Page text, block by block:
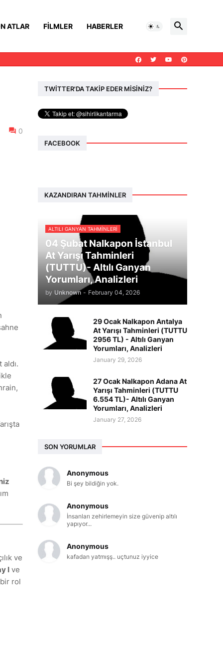
ATLAR FILMLER HABERLER
0
ve
I ve
rol
TWİTTER'DA TAKİP EDER MİSİNİZ?
FACEBOOK
KAZANDIRAN TAHMINLER
ALTILI GANYAN TAHMINLERI
04 Şubat Nalkapon İstanbul
At Yarışı Tahminleri
(TUTTU)- Altılı Ganyan
Yorumları, Analizleri
by Unknown - February 04, 2026
29 Ocak Nalkapon Antalya
At Yarışı Tahminleri (TUTTU
2956 TL) - Altılı Ganyan
Yorumları, Analizleri
January 29, 2026
27 Ocak Nalkapon Adana At
Yarışı Tahminleri (TUTTU
6.554 TL)- Altılı Ganyan
Yorumları, Analizleri
January 27, 2026
SON YORUMLAR
Anonymous
Bi şey bildiğin yok.
Anonymous
İnsanları zehirlemeyin size güvenip altılı
yapıyor...
Anonymous
kafadan yatmışş.. uçtunuz iyyice